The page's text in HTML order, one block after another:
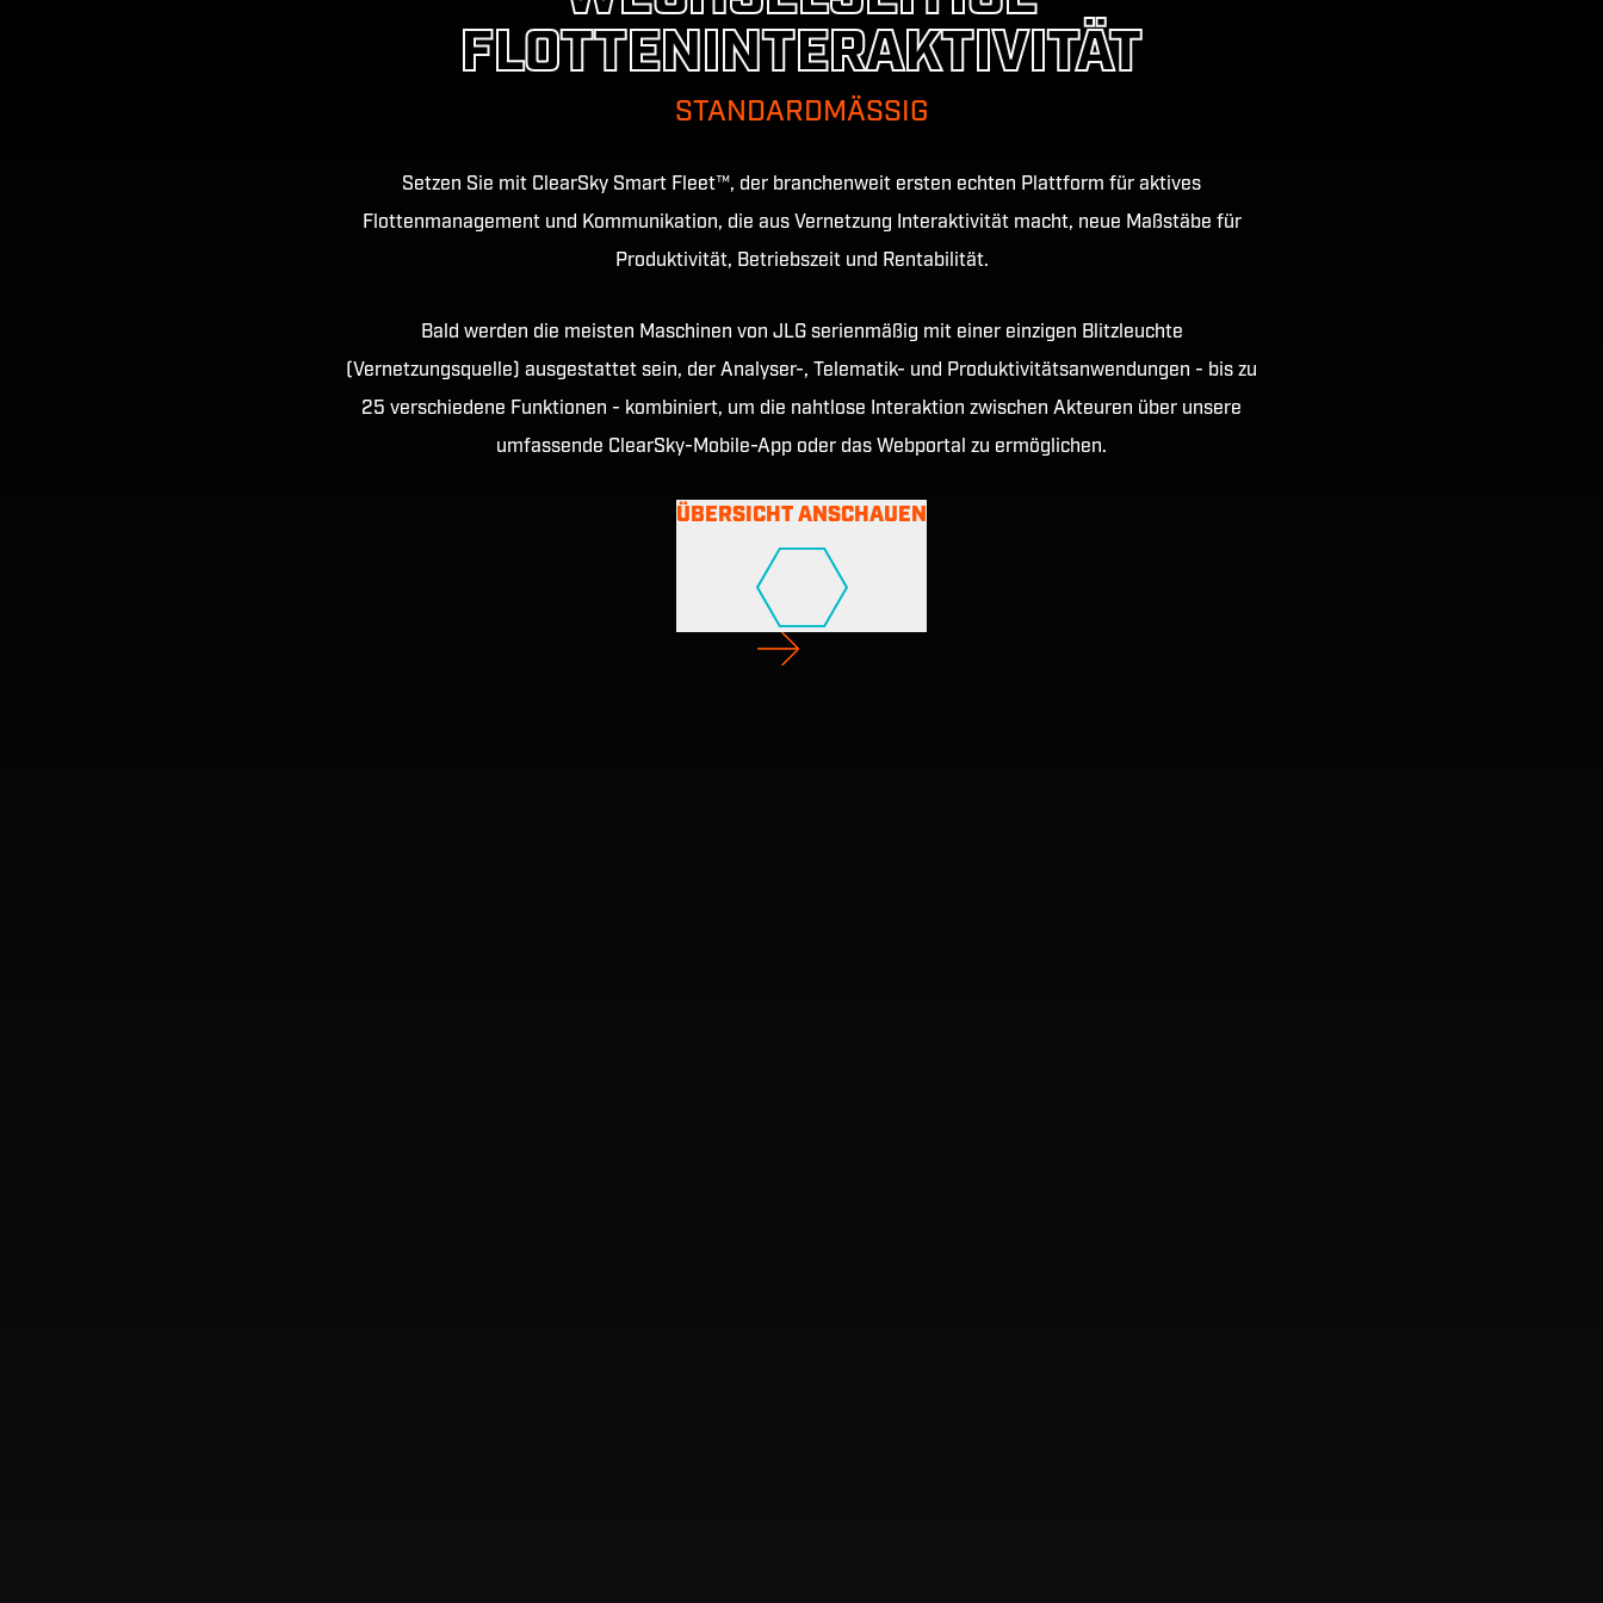
FLOTTENINTERAKTIVITÄT
STANDARDMÄSSIG
Setzen Sie mit ClearSky Smart Fleet™, der branchenweit ersten echten Plattform für aktives
Flottenmanagement und Kommunikation, die aus Vernetzung Interaktivität macht, neue Maßstäbe für
Produktivität, Betriebszeit und Rentabilität.
Bald werden die meisten Maschinen von JLG serienmäßig mit einer einzigen Blitzleuchte
(Vernetzungsquelle) ausgestattet sein, der Analyser-, Telematik- und Produktivitätsanwendungen - bis zu
25 verschiedene Funktionen - kombiniert, um die nahtlose Interaktion zwischen Akteuren über unsere
umfassende ClearSky-Mobile-App oder das Webportal zu ermöglichen.
ÜBERSICHT ANSCHAUEN